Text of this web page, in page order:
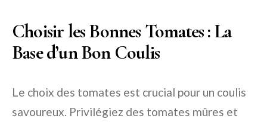
Choisir les Bonnes Tomates : La
Base d’un Bon Coulis
Le choix des tomates est crucial pour un coulis
savoureux. Privilégiez des tomates mûres et